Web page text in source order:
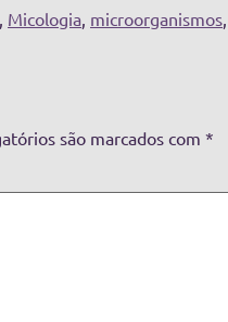
, Micologia, microorganismos,
são marcados com *